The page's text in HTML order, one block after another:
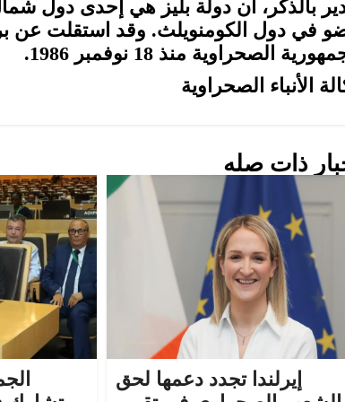
بالذكر، أن دولة بليز هي إحدى دول
الصحراوية منذ 18 نوفمبر 1986.
الأنباء الصحراوية
ذات صله
إيرلندا تجدد دعمها لحق